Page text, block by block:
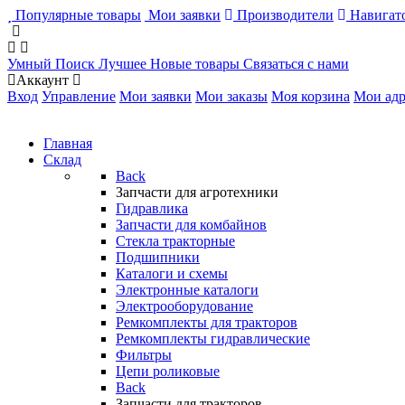
Популярные товары Мои заявки Производители
Умный Поиск Лучшее Новые товары Связаться с нами
Аккаунт
Вход Управление Мои заявки Мои заказы Моя корзина Мои
Главная
Склад
Back
Запчасти для агротехники
Гидравлика
Запчасти для комбайнов
Стекла тракторные
Подшипники
Каталоги и схемы
Электронные каталоги
Электрооборудование
Ремкомплекты для тракторов
Ремкомплекты гидравлические
Фильтры
Цепи роликовые
Back